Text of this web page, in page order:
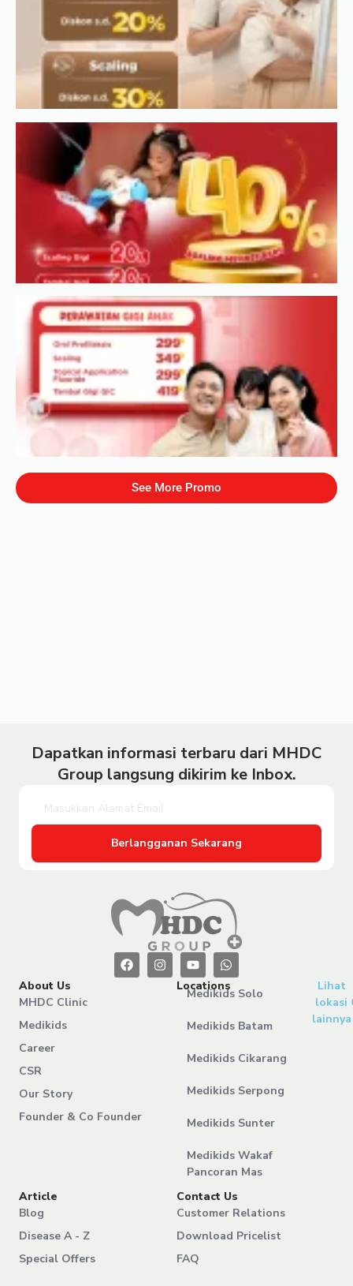
See More Promo
Dapatkan informasi terbaru dari MHDC
Group langsung dikirim ke Inbox.
Berlangganan Sekarang
About Us
MHDC Clinic
Medikids
Career
CSR
Our Story
Founder & Co Founder
Locations
Medikids Solo
Medikids Batam
Medikids Cikarang
Medikids Serpong
Medikids Sunter
Medikids Wakaf
Pancoran Mas
Lihat
lokasi
lainnya
Article
Blog
Disease A - Z
Special Offers
Contact Us
Customer Relations
Download Pricelist
FAQ